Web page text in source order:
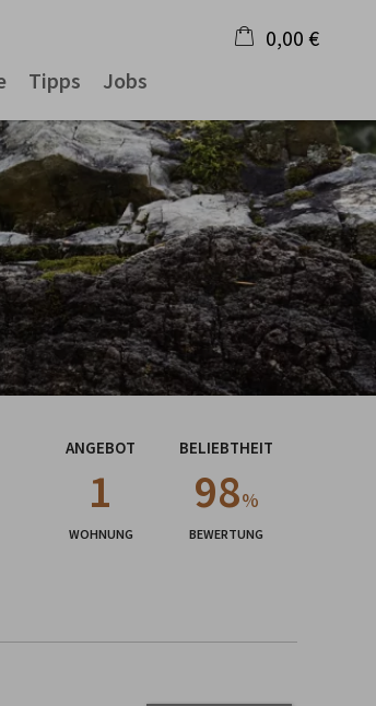
Tipps Jobs
0,00 €
ist leer
ANGEBOT
1
WOHNUNG
BELIEBTHEIT
98%
BEWERTUNG